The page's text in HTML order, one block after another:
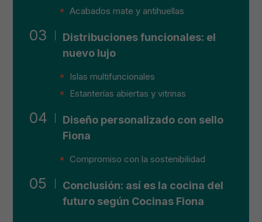
Acabados mate y antihuellas
Distribuciones funcionales: el
nuevo lujo
Islas multifuncionales
Estanterías abiertas y vitrinas
Diseño personalizado con sello
Fiona
Compromiso con la sostenibilidad
Conclusión: así es la cocina del
futuro según Cocinas Fiona